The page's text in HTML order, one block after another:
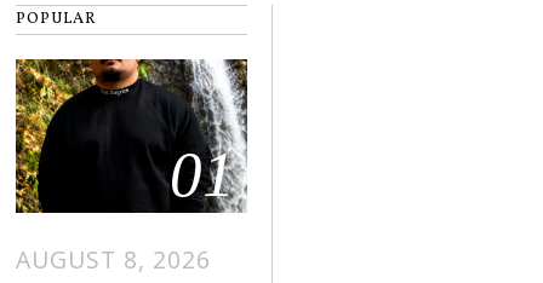
POPULAR
01
AUGUST 8, 2026